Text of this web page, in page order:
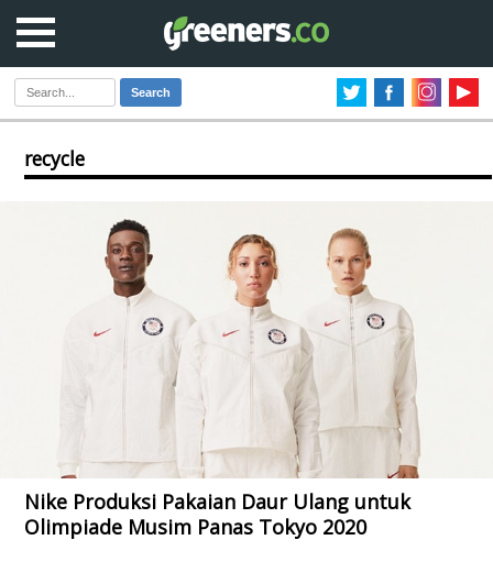
Search
recycle
Nike Produksi Pakaian Daur Ulang untuk
Olimpiade Musim Panas Tokyo 2020